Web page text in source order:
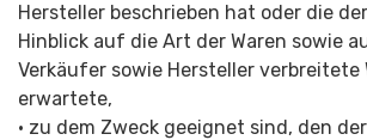
Hersteller beschrieben hat oder die
Hinblick auf die Art der Waren sowie
Verkäufer sowie Hersteller verbreitete
erwartete,
• zu dem Zweck geeignet sind, den